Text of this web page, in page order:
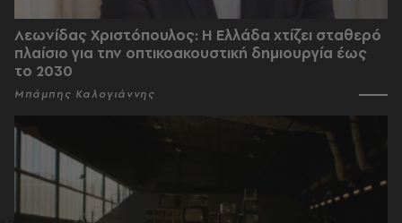
Λεωνίδας Χριστόπουλος: Η Ελλάδα χτίζει σταθερό
πλαίσιο για την οπτικοακουστική δημιουργία έως
το 2030
Μπάμπης Καλογιάννης